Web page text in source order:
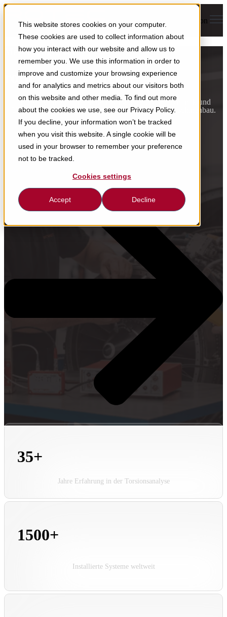
This website stores cookies on your computer.
These cookies are used to collect information about
how you interact with our website and allow us to
remember you. We use this information in order to
improve and customize your browsing experience
and for analytics and metrics about our visitors both
on this website and other media. To find out more
about the cookies we use, see our Privacy Policy.
If you decline, your information won’t be tracked
when you visit this website. A single cookie will be
used in your browser to remember your preference
not to be tracked.
Cookies settings
Accept Decline
Open main navigation
Messlösungen für
rotierende Systeme
Präzise Analyse von Drehschwingungen, Ventildynamik und
Übertragungsfehlern für Automotive,Energie & Maschinenbau.
Paper: Torsional Vibration Basics
35+
Jahre Erfahrung in der Torsionsanalyse
1500+
Installierte Systeme weltweit